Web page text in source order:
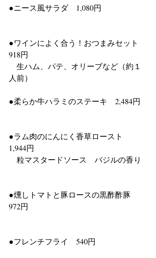
●ニース風サラダ　1,080円
●ワインによく合う！おつまみセット
生ハム、パテ、オリーブなど（約１
●柔らか牛ハラミのステーキ　2,484円
●ラム肉のにんにく香草ロースト
粒マスタードソース　バジルの香り
●燻しトマトと豚ロースの黒酢酢豚
972円
●フレンチフライ　540円